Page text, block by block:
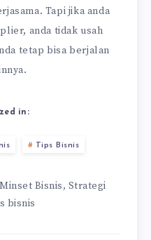
Tapi jika anda
anda tidak usah
tetap bisa berjalan
in:
Tips Bisnis
Minset Bisnis, Strategi
bisnis